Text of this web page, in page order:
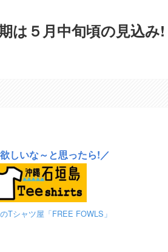
は５月中旬頃の見込み!
しいな～と思ったら!／
Tシャツ屋「FREE FOWLS」